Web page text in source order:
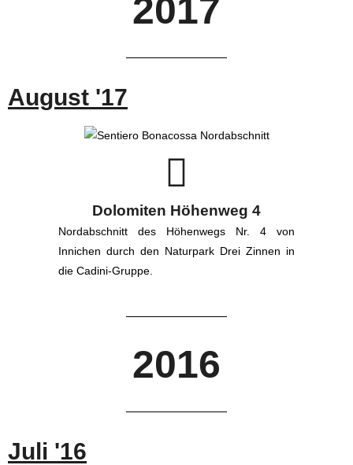
2017
August '17
Dolomiten Höhenweg 4
Nordabschnitt des Höhenwegs Nr. 4 von
Innichen durch den Naturpark Drei Zinnen in
die Cadini-Gruppe.
2016
Juli '16